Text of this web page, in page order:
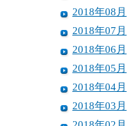
2018年08月
2018年07月
2018年06月
2018年05月
2018年04月
2018年03月